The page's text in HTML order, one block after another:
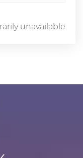
unavailable